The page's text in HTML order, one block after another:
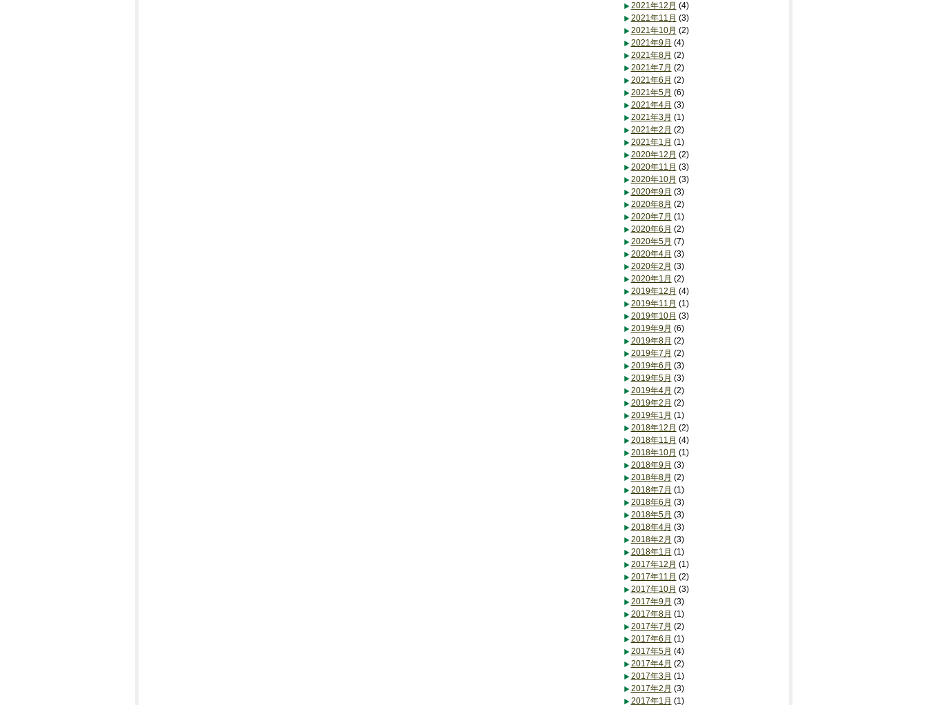
2021年12月 (4)
2021年11月 (3)
2021年10月 (2)
2021年9月 (4)
2021年8月 (2)
2021年7月 (2)
2021年6月 (2)
2021年5月 (6)
2021年4月 (3)
2021年3月 (1)
2021年2月 (2)
2021年1月 (1)
2020年12月 (2)
2020年11月 (3)
2020年10月 (3)
2020年9月 (3)
2020年8月 (2)
2020年7月 (1)
2020年6月 (2)
2020年5月 (7)
2020年4月 (3)
2020年2月 (3)
2020年1月 (2)
2019年12月 (4)
2019年11月 (1)
2019年10月 (3)
2019年9月 (6)
2019年8月 (2)
2019年7月 (2)
2019年6月 (3)
2019年5月 (3)
2019年4月 (2)
2019年2月 (2)
2019年1月 (1)
2018年12月 (2)
2018年11月 (4)
2018年10月 (1)
2018年9月 (3)
2018年8月 (2)
2018年7月 (1)
2018年6月 (3)
2018年5月 (3)
2018年4月 (3)
2018年2月 (3)
2018年1月 (1)
2017年12月 (1)
2017年11月 (2)
2017年10月 (3)
2017年9月 (3)
2017年8月 (1)
2017年7月 (2)
2017年6月 (1)
2017年5月 (4)
2017年4月 (2)
2017年3月 (1)
2017年2月 (3)
2017年1月 (1)